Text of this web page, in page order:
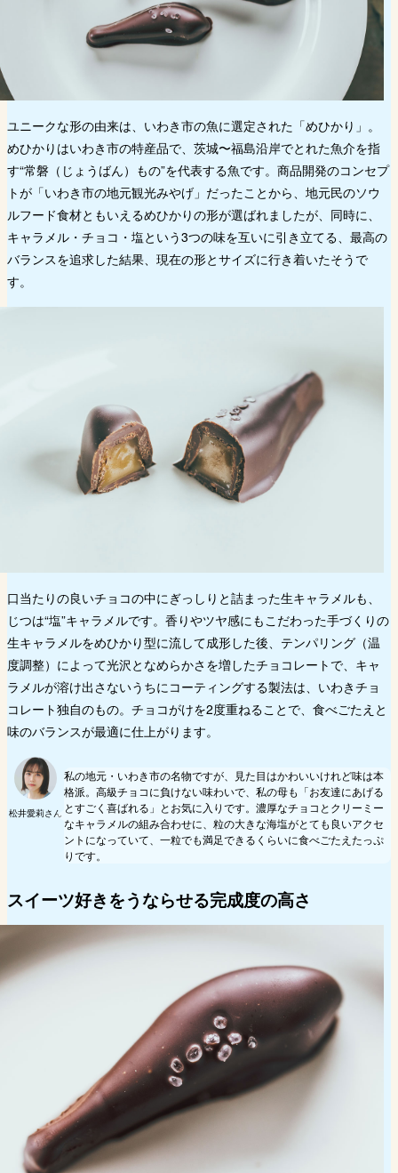
ユニークな形の由来は、いわき市の魚に選定された「めひかり」。
めひかりはいわき市の特産品で、茨城〜福島沿岸でとれた魚介を指
す“常磐（じょうばん）もの”を代表する魚です。商品開発のコンセプ
トが「いわき市の地元観光みやげ」だったことから、地元民のソウ
ルフード食材ともいえるめひかりの形が選ばれましたが、同時に、
キャラメル・チョコ・塩という3つの味を互いに引き立てる、最高の
バランスを追求した結果、現在の形とサイズに行き着いたそうで
す。
口当たりの良いチョコの中にぎっしりと詰まった生キャラメルも、
じつは“塩”キャラメルです。香りやツヤ感にもこだわった手づくりの
生キャラメルをめひかり型に流して成形した後、テンパリング（温
度調整）によって光沢となめらかさを増したチョコレートで、キャ
ラメルが溶け出さないうちにコーティングする製法は、いわきチョ
コレート独自のもの。チョコがけを2度重ねることで、食べごたえと
味のバランスが最適に仕上がります。
松井愛莉さん
私の地元・いわき市の名物ですが、見た目はかわいいけれど味は本
格派。高級チョコに負けない味わいで、私の母も「お友達にあげる
とすごく喜ばれる」とお気に入りです。濃厚なチョコとクリーミー
なキャラメルの組み合わせに、粒の大きな海塩がとても良いアクセ
ントになっていて、一粒でも満足できるくらいに食べごたえたっぷ
りです。
スイーツ好きをうならせる完成度の高さ